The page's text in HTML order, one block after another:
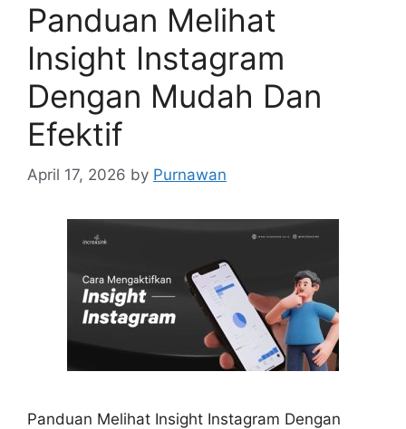
Panduan Melihat
Insight Instagram
Dengan Mudah Dan
Efektif
April 17, 2026 by Purnawan
Panduan Melihat Insight Instagram Dengan